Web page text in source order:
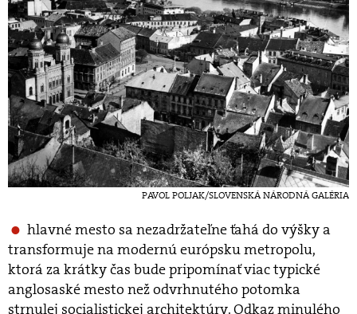
PAVOL POLJAK/SLOVENSKÁ NÁRODNÁ GALÉRIA
hlavné mesto sa nezadržateľne ťahá do výšky a
transformuje na modernú európsku metropolu,
ktorá za krátky čas bude pripomínať viac typické
anglosaské mesto než odvrhnutého potomka
strnulej socialistickej architektúry. Odkaz minulého